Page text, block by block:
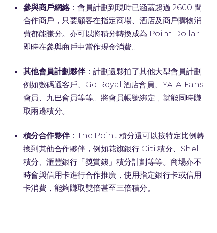
參與商戶網絡：會員計劃到現時已涵蓋超過 2600 間
合作商戶，只要顧客在指定商場、酒店及商戶購物消
費都能賺分。亦可以將積分轉換成為 Point Dollar
即時在參與商戶中當作現金消費。
其他會員計劃夥伴：計劃還夥拍了其他大型會員計劃
例如數碼通客戶、Go Royal 酒店會員、YATA-Fans
會員、九巴會員等等。將會員帳號綁定，就能同時賺
取兩邊積分。
積分合作夥伴：The Point 積分還可以按特定比例轉
換到其他合作夥伴，例如花旗銀行 Citi 積分、Shell
積分、滙豐銀行「獎賞錢」積分計劃等等。商場亦不
時會與信用卡進行合作推廣，使用指定銀行卡或信用
卡消費，能夠賺取雙倍甚至三倍積分。